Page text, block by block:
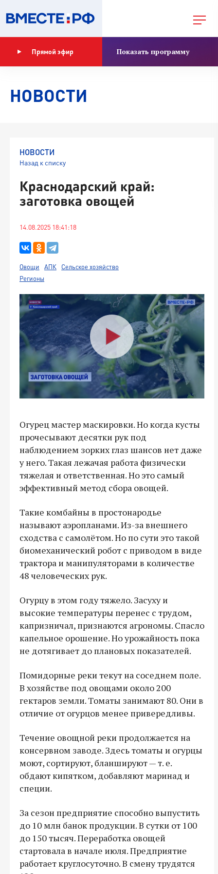
Прямой эфир Показать программу
НОВОСТИ
НОВОСТИ
Назад к списку
Краснодарский край:
заготовка овощей
14.08.2025 18:41:18
Овощи АПК
Сельское хозяйство
Регионы
Огурец мастер маскировки. Но когда кусты
прочесывают десятки рук под
наблюдением зорких глаз шансов нет даже
у него. Такая лежачая работа физически
тяжелая и ответственная. Но это самый
эффективный метод сбора овощей.
Такие комбайны в простонародье
называют аэропланами. Из-за внешнего
сходства с самолётом. Но по сути это такой
биомеханический робот с приводом в виде
трактора и манипуляторами в количестве
48 человеческих рук.
Огурцу в этом году тяжело. Засуху и
высокие температуры перенес с трудом,
капризничал, признаются агрономы. Спасло
капельное орошение. Но урожайность пока
не дотягивает до плановых показателей.
Помидорные реки текут на соседнем поле.
В хозяйстве под овощами около 200
гектаров земли. Томаты занимают 80. Они в
отличие от огурцов менее привередливы.
Течение овощной реки продолжается на
консервном заводе. Здесь томаты и огурцы
моют, сортируют, бланшируют — т. е.
обдают кипятком, добавляют маринад и
специи.
За сезон предприятие способно выпустить
до 10 млн банок продукции. В сутки от 100
до 150 тысяч. Переработка овощей
стартовала в начале июля. Предприятие
работает круглосуточно. В смену трудятся